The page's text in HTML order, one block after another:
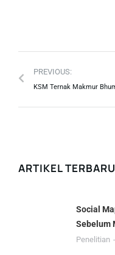
PREVIOUS:
ARTIKEL TERBARU
Social
Sebelum
Penelitian